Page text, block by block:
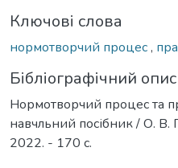
Ключові слова
нормотворчий процес,
Бібліографічний опис
Нормотворчий процес та
навчльний посібник / О. В.
2022. - 170 с.